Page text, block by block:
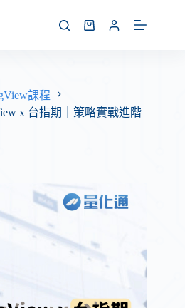
課程
x 台指期｜策略實戰進階